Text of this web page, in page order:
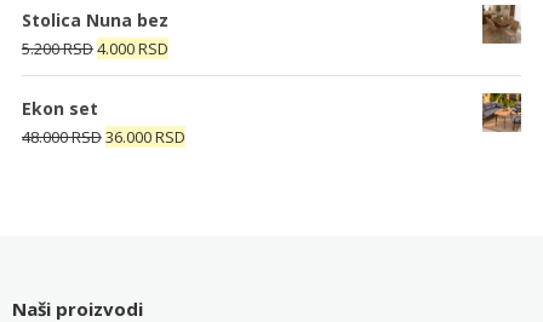
je
bila:
5.200 RSD.
je:
4.000 RSD.
Stolica Nuna bez
5.200RSDOriginalna
cena
je
bila:
4.000RSDTrenutna
cena
4.000 RSD.
Ekon set
48.000RSDOriginalna
36.000RSDTrenutna
Naši proizvodi